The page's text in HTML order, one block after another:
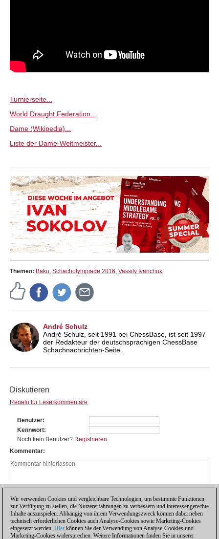
Turnierseite...
World Draught Federation...
Dame (Wikipedia)...
Liste der Dame-Weltmeister...
Themen: Baku, Schacholympiade 2016, Vassily Ivanchuk
André Schulz
André Schulz, seit 1991 bei ChessBase, ist seit 1997
der Redakteur der deutschsprachigen ChessBase
Schachnachrichten-Seite.
Diskutieren
Regeln für Leserkommentare
Benutzer
Kennwort
Noch kein Benutzer? Registrieren
Kommentar
Wir verwenden Cookies und vergleichbare Technologien, um bestimmte Funktionen
zur Verfügung zu stellen, die Nutzererfahrungen zu verbessern und interessengerechte
Inhalte auszuspielen. Abhängig von ihrem Verwendungszweck können dabei neben
technisch erforderlichen Cookies auch Analyse-Cookies sowie Marketing-Cookies
eingesetzt werden. Hier können Sie der Verwendung von Analyse-Cookies und
Marketing-Cookies widersprechen. Weitere Informationen finden Sie in unserer